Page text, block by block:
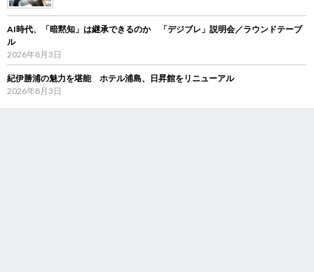
AI時代、「暗黙知」は継承できるのか 「デジブレ」説明会／ラウンドテーブ
ル
2026年8月3日
紀伊勝浦の魅力を堪能 ホテル浦島、日昇館をリニューアル
2026年8月3日